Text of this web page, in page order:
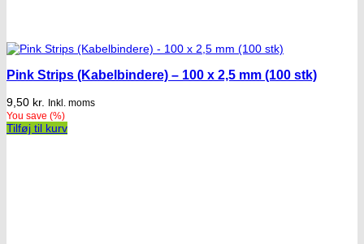
Pink Strips (Kabelbindere) – 100 x 2,5 mm (100 stk)
9,50 kr. Inkl. moms
You save (%)
Tilføj til kurv